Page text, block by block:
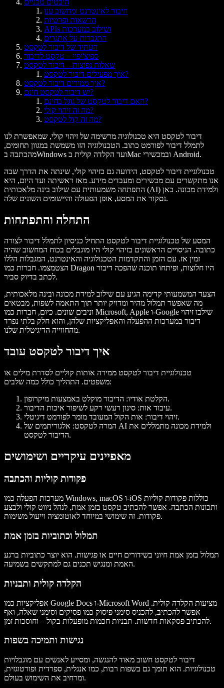
חיבור לאינטרנט ומחשוב ענן
הרשאות ופרטיות
APIs ושילוב במערכות
התגברות על אתגרים
העתיד של דיבור לטקסט
ספיצ'יפיי – טקסט לדיבור
שאלות נפוצות – דיבור לטקסט
איך מפעילים דיבור לטקסט?
איך ממירים דיבור לטקסט?
יש דיבור לטקסט חינם?
האם דיבור לטקסט של גוגל בחינם?
מה זה זיהוי קולי?
מה זה קול לטקסט?
דיבור לטקסט היא טכנולוגיה מרשימה של זיהוי קולי, שמאפשרת לנו
לתמלל דיבור לפורמט כתוב. הטכנולוגיה הזו משמשת במגוון תחומים,
מהכתבה ב Windows ועד הקלדה קולית ב Mac Android.
טכנולוגיית דיבור לטקסט, הידועה גם כזיהוי קולי, שינתה את הדרך שבה
אנו מתקשרים עם מכשירים ומעבדים מידע. מאז ראשיתה ועד היום, היא
התפתחה משמעותית עם שילוב בינה מלאכותית (AI) ולמידת מכונה. כאן
נסקור את המסע, אופן הפעולה והיישומים השונים שלה.
התחלה והתפתחות
המסע של טכנולוגיית דיבור לטקסט התחיל כניסיון לתמלל דיבור לצורה
כתובה. הניסויים הראשונים בזיהוי קולי היו מוגבלים בכוח המחשוב שהיה
זמין אז. עם הזמן והתקדמות הטכנולוגיה והאינטרנט, המגבלות הללו
הצטמצמו. חברות כמו Dragon היו חלוצות, ופיתחו תוכנה שהפכה דיבור
לכתב בדיוק סביר.
הצעד המשמעותי קדימה הגיע עם שילוב למידת מכונה ובינה מלאכותית,
מה שאפשר תמלול מהיר ומדויק יותר תוך התאמה לשפות, מבטאים
וניבים שונים. כיום, חברות כמו Microsoft, Apple ו-Google שילבו זיהוי
דיבור במערכות ההפעלה והאפליקציות שלהן, והוא חלק בלתי נפרד
מהחווייה הדיגיטלית שלנו.
איך דיבור לטקסט עובד
טכנולוגיית דיבור לטקסט ממירה אותות קוליים לסדרת מילים או
משפטים. התהליך כולל כמה שלבים:
הקלטת אודיו: הדיבור מוקלט באמצעות מיקרופון.
עיבוד אות: סינון רעשי רקע לשיפור איכות הדיבור.
זיהוי דיבור: אות הקול המעובד מומר לפורמט דיגיטלי.
המרה לטקסט: אלגוריתמים של AI ולמידת מכונה מתמללים את
הדיבור לטקסט.
מאפיינים עיקריים ושימושים
פקודות קוליות והכתבה
מערכות הפעלה כמו Windows, macOS ו-iOS כוללות פקודות קוליות
ותכונות הכתבה. אפשר להכתיב טקסט בזמן אמת, לנהל ניווט קולי ולבצע
פקודות. זה שימושי במיוחד לאוטומציה וייעול משימות.
תמלול וכתוביות בזמן אמת
תמלול בזמן אמת חיוני בשידורים חיים או פגישות. הוא יוצר כתוביות ברגע
האמת ומנגיש תכנים גם למתקשים בשמיעה.
הקלדה קולית ותבניות
אפליקציות כמו Google Docs ו-Microsoft Word מציעות הקלדה קולית.
אפשר להכתיב, להכניס סימני פיסוק כמו פסיקים וסימני שאלה, ואף
להכתיב פסקאות חדשות. תבניות חכמות מופעלות בקול – וחוסכות זמן.
נגישות ותמיכה בשפות
דיבור לטקסט חשוב מאוד להנגשה, ומסייע לאנשים עם מוגבלויות
טכנולוגיות. הוא תומך גם בשפות רבות, כמו אנגלית, ספרדית ופורטוגזית,
ומרחיב את השימוש בעולם.